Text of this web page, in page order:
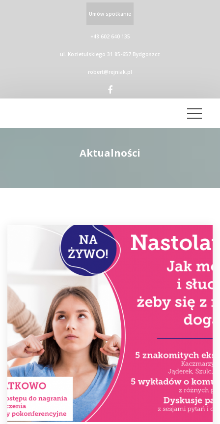
+48 602 640 135
ul. Kozietulskiego 31 85-657 Bydgoszcz
robert@rejniak.pl
Umów spotkanie
Aktualności